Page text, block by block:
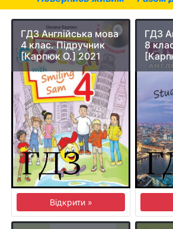
ГДЗ Англійська мова
4 клас. Підручник
[Карпюк О.] 2021
Відкрити »
ГДЗ
8